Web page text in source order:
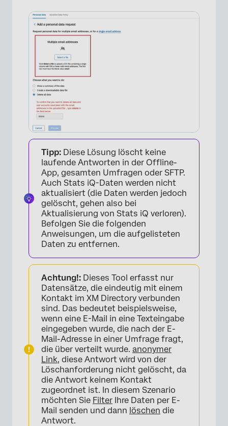
×
×
Tipp: Diese Lösung löscht keine
laufende Antworten in der Offline-
App, gesamten Umfragen oder SFTP.
Auch Stats iQ-Daten werden nicht
aktualisiert (die Daten werden jedoch
gelöscht, gehen also bei
Aktualisierung von Stats iQ verloren).
Befolgen Sie die folgenden
Anweisungen, um die aufgelisteten
Daten zu entfernen.
Achtung!: Dieses Tool erfasst nur
Datensätze, die eindeutig mit einem
Kontakt im XM Directory verbunden
sind. Das bedeutet beispielsweise,
wenn eine E-Mail in eine Texteingabe
eingegeben wurde, die nach der E-
Mail-Adresse in einer Umfrage fragt,
die über verteilt wurde. anonymer
Link, diese Antwort wird von der
Löschanforderung nicht gelöscht, da
die Antwort keinem Kontakt
zugeordnet ist. In diesem Szenario
möchten Sie Filter Ihre Daten per E-
Mail senden und dann löschen die
Antwort.